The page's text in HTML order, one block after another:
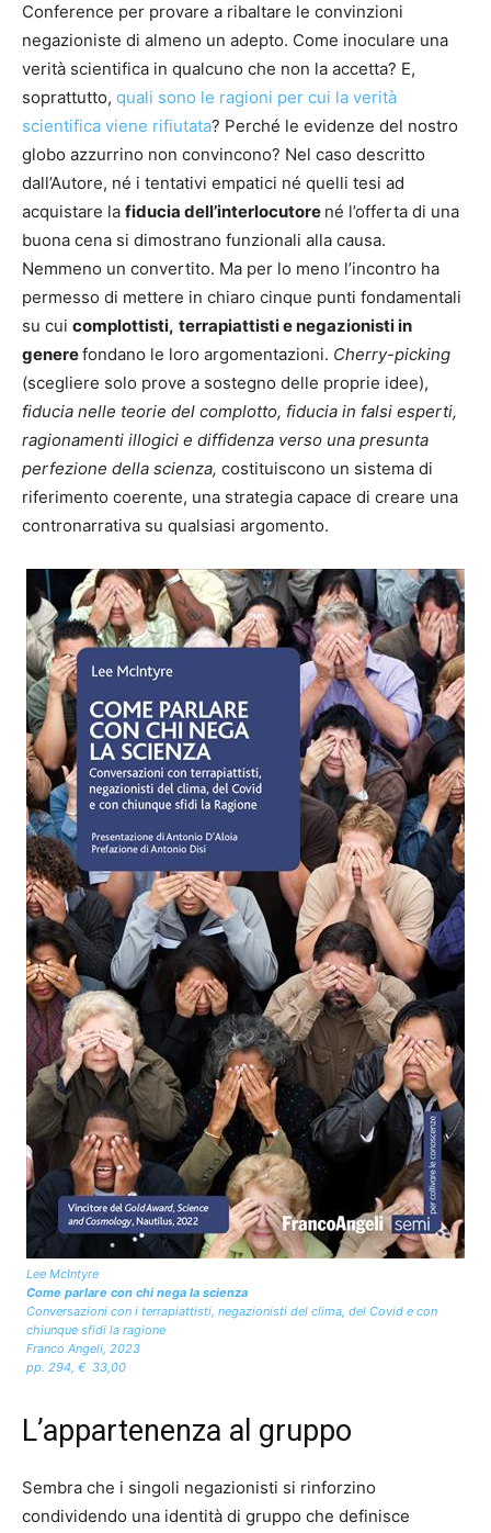
Conference per provare a ribaltare le convinzioni
negazioniste di almeno un adepto. Come inoculare una
verità scientifica in qualcuno che non la accetta? E,
soprattutto, quali sono le ragioni per cui la verità
scientifica viene rifiutata? Perché le evidenze del nostro
globo azzurrino non convincono? Nel caso descritto
dall’Autore, né i tentativi empatici né quelli tesi ad
acquistare la fiducia dell’interlocutore né l’offerta di una
buona cena si dimostrano funzionali alla causa.
Nemmeno un convertito. Ma per lo meno l’incontro ha
permesso di mettere in chiaro cinque punti fondamentali
su cui complottisti, terrapiattisti e negazionisti in
generefondano le loro argomentazioni. Cherry-picking
(scegliere solo prove a sostegno delle proprie idee),
fiducia nelle teorie del complotto, fiducia in falsi esperti,
ragionamenti illogici e diffidenza verso una presunta
perfezione della scienza, costituiscono un sistema di
riferimento coerente, una strategia capace di creare una
contronarrativa su qualsiasi argomento.
Lee McIntyre
Come parlare con chi nega la scienza
Conversazioni con i terrapiattisti, negazionisti del clima, del Covid e con
chiunque sfidi la ragione
Franco Angeli, 2023
pp. 294, € 33,00
L’appartenenza al gruppo
Sembra che i singoli negazionisti si rinforzino
condividendo una identità di gruppo che definisce